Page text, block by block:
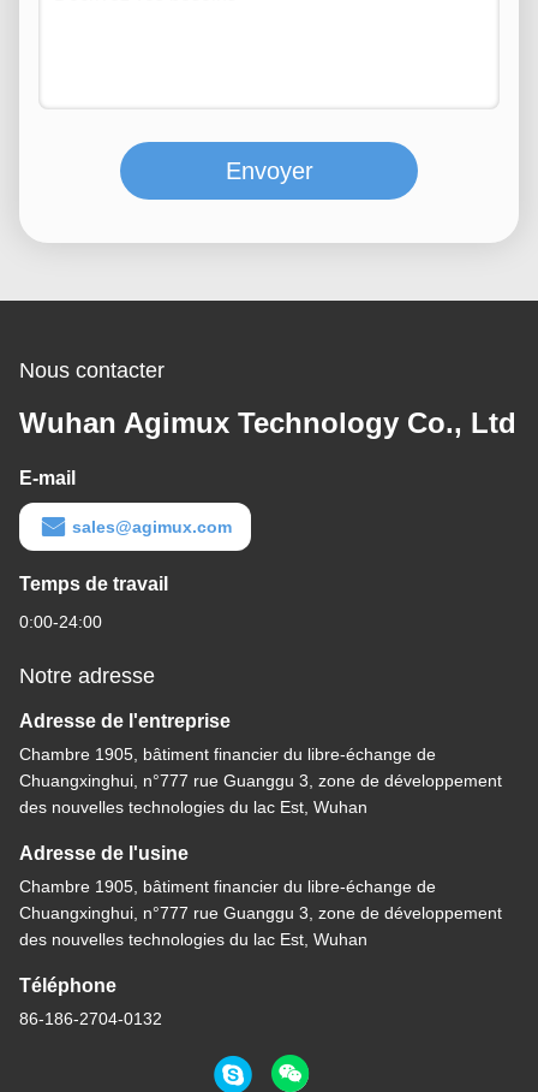
Envoyer
Nous contacter
Wuhan Agimux Technology Co., Ltd
E-mail
sales@agimux.com
Temps de travail
0:00-24:00
Notre adresse
Adresse de l'entreprise
Chambre 1905, bâtiment financier du libre-échange de
Chuangxinghui, n°777 rue Guanggu 3, zone de développement
des nouvelles technologies du lac Est, Wuhan
Adresse de l'usine
Chambre 1905, bâtiment financier du libre-échange de
Chuangxinghui, n°777 rue Guanggu 3, zone de développement
des nouvelles technologies du lac Est, Wuhan
Téléphone
86-186-2704-0132